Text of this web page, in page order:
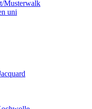
Musterwalk
uni